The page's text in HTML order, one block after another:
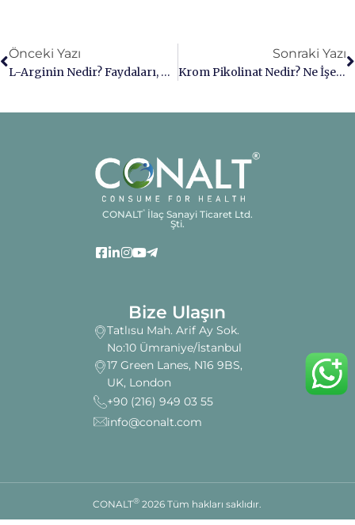
Önceki Yazı
L-Arginin Nedir? Faydaları, Kullanımı Ve Boy Uzatma Etkisi
Sonraki Yazı
Krom Pikolinat Nedir? Ne İşe Yarar? | Bilimsel Ve Detaylı Rehber
CONALT® İlaç Sanayi Ticaret Ltd.
Şti.
Bize Ulaşın
Tatlısu Mah. Arif Ay Sok.
No:10 Ümraniye/İstanbul
17 Green Lanes, N16 9BS,
UK, London
+90 (216) 949 03 55
info@conalt.com
CONALT® 2026 Tüm hakları saklıdır.